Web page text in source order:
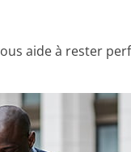
aide à rester